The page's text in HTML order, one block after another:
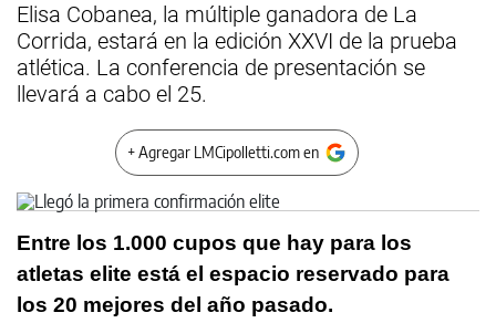
Elisa Cobanea, la múltiple ganadora de La
Corrida, estará en la edición XXVI de la prueba
atlética. La conferencia de presentación se
llevará a cabo el 25.
+ Agregar LMCipolletti.com en
Entre los 1.000 cupos que hay para los
atletas elite está el espacio reservado para
los 20 mejores del año pasado.